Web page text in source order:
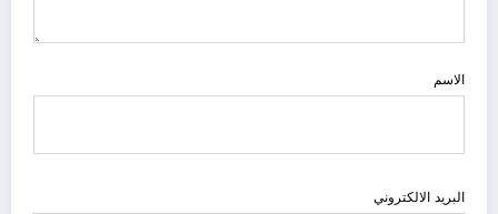
الاسم
البريد الالكتروني